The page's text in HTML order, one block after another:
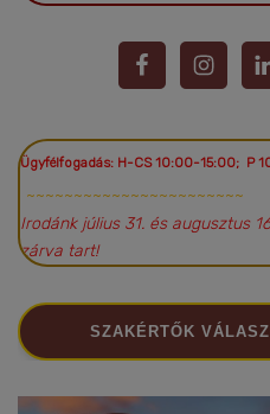
Ügyfélfogadás: H-CS 10:00-15:00; P
~~~~~~~~~~~~~~~~~~~~~~~
Irodánk július 31. és augusztus
zárva tart!
SZAKÉRTŐK